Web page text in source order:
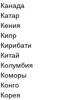
Канада
Катар
Кения
Кипр
Кирибати
Китай
Колумбия
Коморы
Конго
Корея